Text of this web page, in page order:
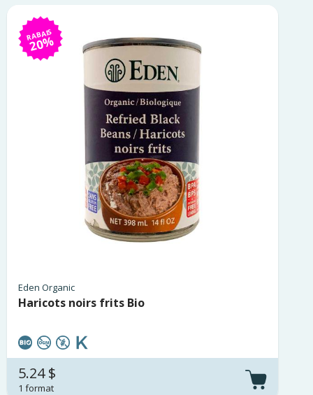
RABAIS
20%
Eden Organic
Haricots noirs frits Bio
5.24 $
1 format